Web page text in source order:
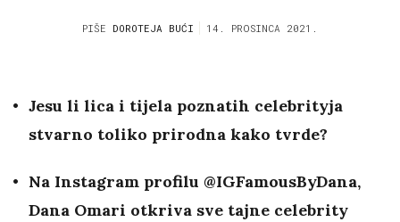
PIŠE DOROTEJA BUĆI 14. PROSINCA 2021.
Jesu li lica i tijela poznatih celebrityja
stvarno toliko prirodna kako tvrde?
Na Instagram profilu @IGFamousByDana,
Dana Omari otkriva sve tajne celebrity